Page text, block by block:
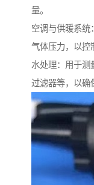
量。
空调与供暖系统
气体压力，以控
水处理：用于测
过滤器等，以确